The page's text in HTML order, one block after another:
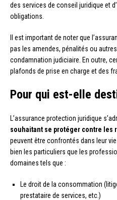
des services de conseil juridique et
obligations.
Il est important de noter que
pas les amendes, pénalités ou
condamnation judiciaire. En outre,
plafonds de prise en charge et des
Pour qui est-elle
L’assurance protection juridique
souhaitant se protéger contre les
peuvent être confrontés dans leur
bien les particuliers que les
domaines tels que :
Le droit de la consommation
prestataire de services, etc.)